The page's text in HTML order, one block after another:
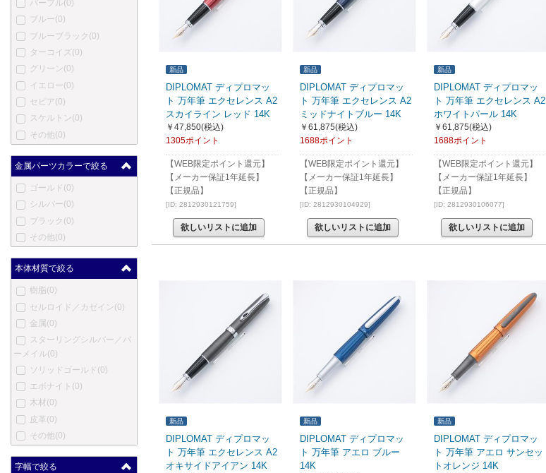
新品
DIPLOMAT ディプロマッ
ト 万年筆 エクセレンス A2
スカイライン レッド 14K
￥47,850(税込)
1305ポイント
【WEB限定ポイント還元】
【メーカー保証1年延長】
【正規品】
[ID: 2812930121759]
欲しいリストに追加
新品
DIPLOMAT ディプロマッ
ト 万年筆 エクセレンス A2
ミッドナイトブルー 14K
￥61,875(税込)
1688ポイント
【WEB限定ポイント還元】
【メーカー保証1年延長】
【正規品】
[ID: 2812930104929]
欲しいリストに追加
新品
DIPLOMAT ディプロマッ
ト 万年筆 エクセレンス A2
ホワイトパール 14K
￥61,875(税込)
1688ポイント
【WEB限定ポイント還元】
【メーカー保証1年延長】
【正規品】
[ID: 2812930106077]
欲しいリストに追加
新品
DIPLOMAT ディプロマッ
ト 万年筆 エクセレンス A2
オキサイドアイアン 14K
新品
DIPLOMAT ディプロマッ
ト 万年筆 アエロ ブルー
14K
新品
DIPLOMAT ディプロマッ
ト 万年筆 アエロ サンセッ
トオレンジ 14K
バヤード(0)
ベクスレー
ブレイリオ (0)
バーバーリー(0)
ブルガリ (0)
カンポマルツィオ
カーター(0)
ショーメ (0)
クリスチャン・ディオール
クレオ スクリベント (17)
笑暮屋(0)
エリーゼ(0)
エクスキャリバー(0)
フェンド
フェルム
(0)
フィッシャー
ゲーハ
(0)
リ(0)
ジバンシー
グッチ (0)
ホールマーク
ハリー・ウィンストン(0)
パープル(0)
ブルー(0)
ブルーブラック (0)
ターコイズ(0)
グリーン (0)
イエロー(0)
セピア(0)
スケルトン (0)
その他(0)
金属パーツカラーで絞る
ゴールド (0)
シルバー(0)
ブラック (0)
その他(0)
本体材質で絞る
樹脂(0)
セルロイド／カゼイン (0)
金属(0)
スターリングシルバー／バ
ーメイル(0)
ソリッドゴールド (0)
エボナイト (0)
木材 (0)
皮革(0)
その他(0)
字幅で絞る